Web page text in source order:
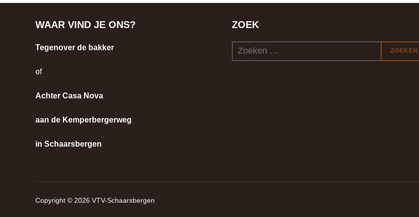
WAAR VIND JE ONS?
Tegenover de bakker
of
Achter Casa Nova
aan de Kemperbergerweg
in Schaarsbergen
ZOEK
Zoek
naar:
ZOEKEN
Copyright © 2026 VTV-Schaarsbergen